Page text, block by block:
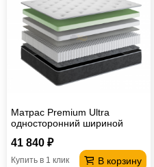
Матрас Premium Ultra
односторонний шириной
41 840 ₽
В корзину
Купить в 1 клик